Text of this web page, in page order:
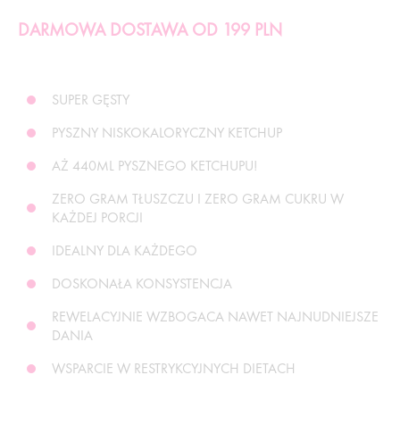
DARMOWA DOSTAWA OD 199 PLN
SUPER GĘSTY
PYSZNY NISKOKALORYCZNY KETCHUP
AŻ 440ML PYSZNEGO KETCHUPU!
ZERO GRAM TŁUSZCZU I ZERO GRAM CUKRU W
KAŻDEJ PORCJI
IDEALNY DLA KAŻDEGO
DOSKONAŁA KONSYSTENCJA
REWELACYJNIE WZBOGACA NAWET NAJNUDNIEJSZE
DANIA
WSPARCIE W RESTRYKCYJNYCH DIETACH